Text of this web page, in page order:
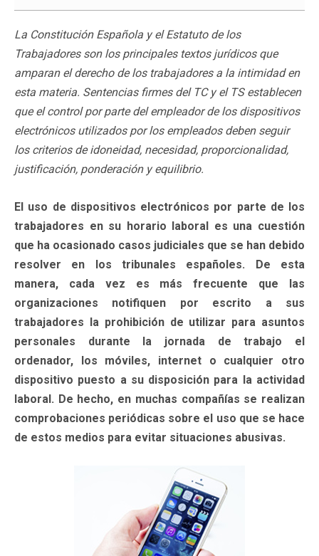
La Constitución Española y el Estatuto de los
Trabajadores son los principales textos jurídicos que
amparan el derecho de los trabajadores a la intimidad en
esta materia. Sentencias firmes del TC y el TS establecen
que el control por parte del empleador de los dispositivos
electrónicos utilizados por los empleados deben seguir
los criterios de idoneidad, necesidad, proporcionalidad,
justificación, ponderación y equilibrio.
El uso de dispositivos electrónicos por parte de los
trabajadores en su horario laboral es una cuestión
que ha ocasionado casos judiciales que se han debido
resolver en los tribunales españoles. De esta
manera, cada vez es más frecuente que las
organizaciones notifiquen por escrito a sus
trabajadores la prohibición de utilizar para asuntos
personales durante la jornada de trabajo el
ordenador, los móviles, internet o cualquier otro
dispositivo puesto a su disposición para la actividad
laboral. De hecho, en muchas compañías se realizan
comprobaciones periódicas sobre el uso que se hace
de estos medios para evitar situaciones abusivas.